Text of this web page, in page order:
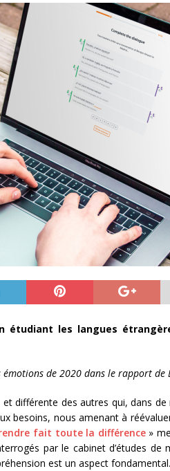
étudiant les langues
de 2020 dans le rapport de
différente des autres qui, dans
besoins, nous amenant à
fait toute la différence »
par le cabinet d’études de
est un aspect fondamental.